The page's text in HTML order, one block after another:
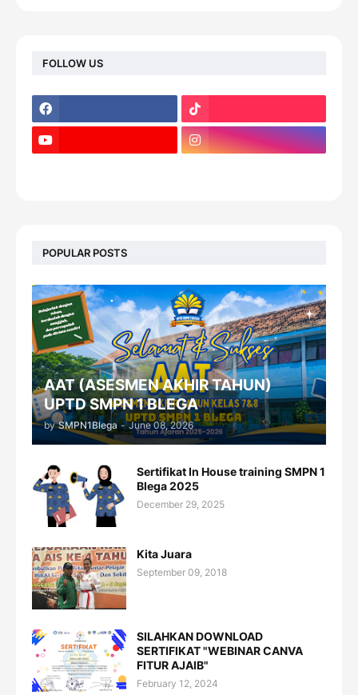
FOLLOW US
POPULAR POSTS
AAT (ASESMEN AKHIR TAHUN)
UPTD SMPN 1 BLEGA
by SMPN1Blega - June 08, 2026
Sertifikat In House training SMPN 1
Blega 2025
December 29, 2025
Kita Juara
September 09, 2018
SILAHKAN DOWNLOAD
SERTIFIKAT "WEBINAR CANVA
FITUR AJAIB"
February 12, 2024